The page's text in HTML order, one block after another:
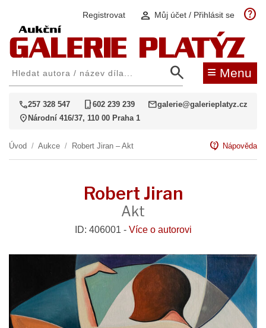
Registrovat person Můj účet / Přihlásit se help
search ≡ Menu
call257 328 547 phone_iphone602 239 239 mailgalerie@galerieplatyz.cz
location_on Národní 416/37, 110 00 Praha 1
Úvod / Aukce / Robert Jiran – Akt contact_support Nápověda
Robert Jiran
Akt
ID: 406001 - Více o autorovi